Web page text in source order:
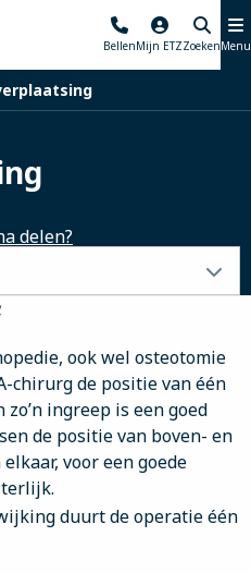
BellenMijn ETZZoekenMenu
delen?
ook wel osteotomie
chirurg de positie van één
ingreep is een goed
de positie van boven- en
voor een goede
duurt de operatie één